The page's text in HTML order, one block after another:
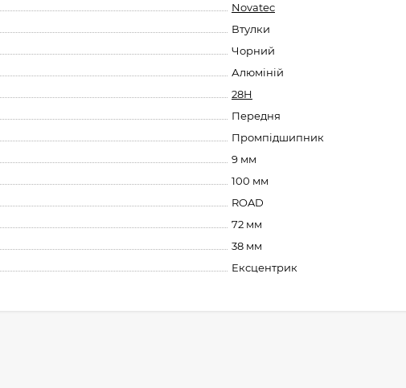
Novatec
Втулки
Чорний
Алюміній
28H
Передня
Промпідшипник
9 мм
100 мм
ROAD
72 мм
38 мм
Ексцентрик